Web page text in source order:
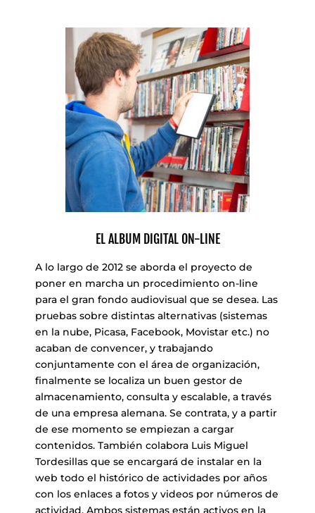
EL ALBUM DIGITAL ON-LINE
A lo largo de 2012 se aborda el proyecto de
poner en marcha un procedimiento on-line
para el gran fondo audiovisual que se desea. Las
pruebas sobre distintas alternativas (sistemas
en la nube, Picasa, Facebook, Movistar etc.) no
acaban de convencer, y trabajando
conjuntamente con el área de organización,
finalmente se localiza un buen gestor de
almacenamiento, consulta y escalable, a través
de una empresa alemana. Se contrata, y a partir
de ese momento se empiezan a cargar
contenidos. También colabora Luis Miguel
Tordesillas que se encargará de instalar en la
web todo el histórico de actividades por años
con los enlaces a fotos y videos por números de
actividad. Ambos sistemas están activos en la